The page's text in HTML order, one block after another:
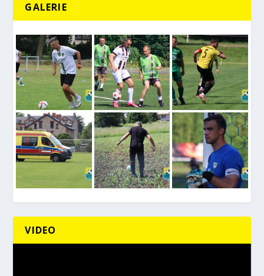
GALERIE
VIDEO